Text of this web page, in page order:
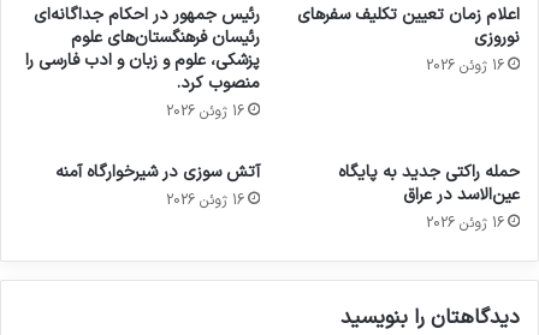
اعلام زمان تعیین تکلیف سفرهای
نوروزی
16 ژوئن 2026
رئیس جمهور در احکام جداگانه‌ای
رئیسان فرهنگستان‌های علوم
پزشکی، علوم و زبان و ادب فارسی را
منصوب کرد.
16 ژوئن 2026
حمله راکتی جدید به پایگاه
عین‌الاسد در عراق
16 ژوئن 2026
آتش سوزی در شیرخوارگاه آمنه
16 ژوئن 2026
دیدگاهتان را بنویسید